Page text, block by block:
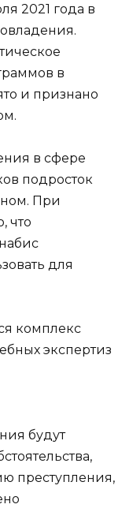
2021 года в
в
и признано
в сфере
подросток
При
что
для
комплекс
экспертиз
будут
преступления,